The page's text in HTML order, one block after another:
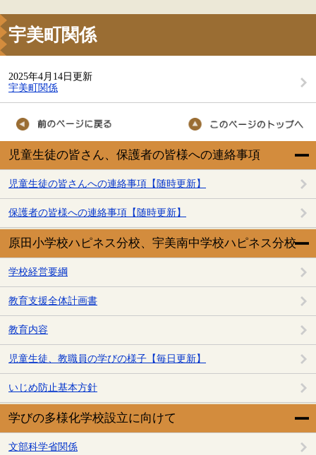
児童生徒の皆さん、保護者の皆様への連絡事項
児童生徒の皆さんへの連絡事項【随時更新】
保護者の皆様への連絡事項【随時更新】
原田小学校ハピネス分校、宇美南中学校ハピネス分校
学校経営要綱
教育支援全体計画書
教育内容
児童生徒、教職員の学びの様子【毎日更新】
いじめ防止基本方針
学びの多様化学校設立に向けて
文部科学省関係
宇美町関係
2025年4月14日更新
宇美町関係